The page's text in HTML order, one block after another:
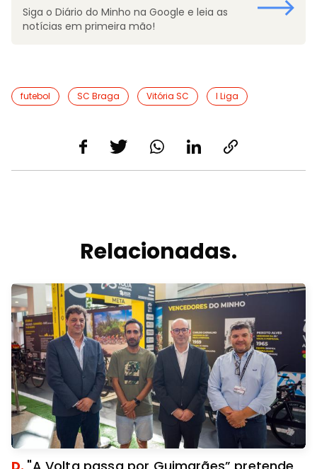
Siga o Diário do Minho na Google e leia as
notícias em primeira mão!
futebol SC Braga Vitória SC I Liga
Relacionadas.